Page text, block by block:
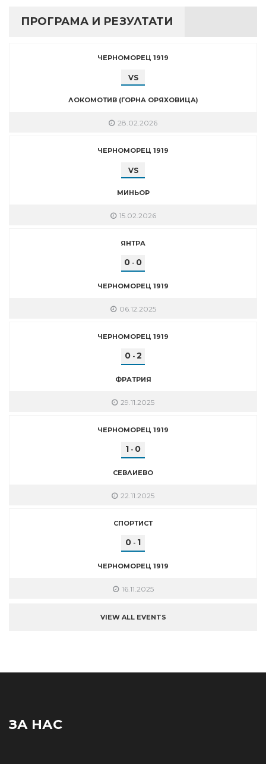
ПРОГРАМА И РЕЗУЛТАТИ
ЧЕРНОМОРЕЦ 1919
VS
ЛОКОМОТИВ (ГОРНА ОРЯХОВИЦА)
28.02.2026
ЧЕРНОМОРЕЦ 1919
VS
МИНЬОР
15.02.2026
ЯНТРА
0 - 0
ЧЕРНОМОРЕЦ 1919
06.12.2025
ЧЕРНОМОРЕЦ 1919
0- 2
ФРАТРИЯ
29.11.2025
ЧЕРНОМОРЕЦ 1919
1 - 0
СЕВЛИЕВО
22.11.2025
СПОРТИСТ
0 - 1
ЧЕРНОМОРЕЦ 1919
16.11.2025
VIEW ALL EVENTS
ЗА НАС